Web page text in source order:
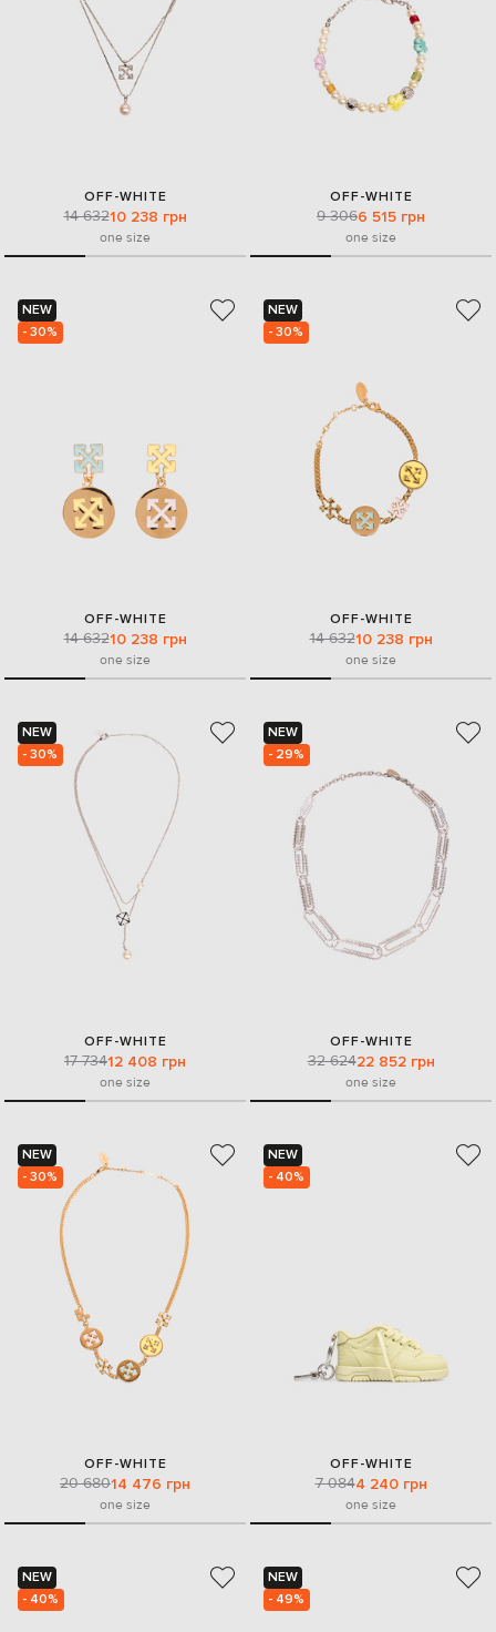
OFF-WHITE
14 63210 238 грн
one size
OFF-WHITE
9 3066 515 грн
one size
NEW
- 30%
OFF-WHITE
14 63210 238 грн
one size
NEW
- 30%
OFF-WHITE
14 63210 238 грн
one size
NEW
- 30%
OFF-WHITE
17 73412 408 грн
one size
NEW
- 29%
OFF-WHITE
32 62422 852 грн
one size
NEW
- 30%
OFF-WHITE
20 68014 476 грн
one size
NEW
- 40%
OFF-WHITE
7 0844 240 грн
one size
NEW
- 40%
NEW
- 49%